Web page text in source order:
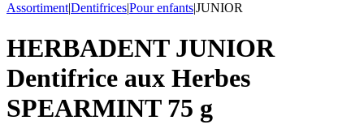
Assortiment|Dentifrices|Pour enfants|JUNIOR
HERBADENT JUNIOR
Dentifrice aux Herbes
SPEARMINT 75 g